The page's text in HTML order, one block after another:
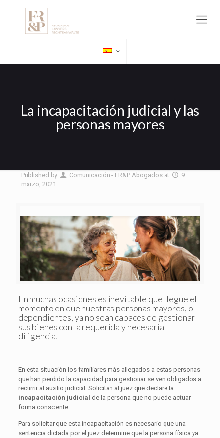
La incapacitación judicial y las
personas mayores
Published by Comunicación - FR&P Abogados at
9
marzo, 2021
En muchas ocasiones es inevitable que llegue el
momento en que nuestras personas mayores, o
dependientes, ya no sean capaces de gestionar
sus bienes con la requerida y necesaria
diligencia.
En esta situación los familiares más allegados a estas personas
que han perdido la capacidad para gestionar se ven obligados a
recurrir al auxilio judicial. Solicitan al juez que declare la
incapacitación judicial de la persona que no puede actuar
forma consciente.
Para solicitar que esta incapacitación es necesario que una
sentencia dictada por el juez determine que la persona física ya